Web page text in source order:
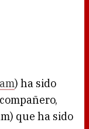
) ha sido
que ha sido